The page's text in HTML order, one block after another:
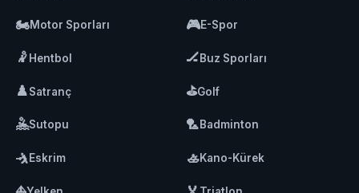
🏍️Motor Sporları 🎮E-Spor
🤾 Hentbol 🏒Buz Sporları
♟️Satranç ⛳Golf
🤽Sutopu 🏸Badminton
🤺Eskrim 🚣Kano-Kürek